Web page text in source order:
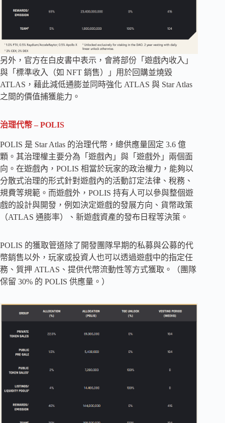
另外，官方在白皮書中表示，會將部份「遊戲內收入」
與「標準收入（如 NFT 銷售）」用於回購並燒毀
ATLAS，藉此減低通膨並同時強化 ATLAS 與 Star Atlas
之間的價值捕獲能力。
治理代幣 – POLIS
POLIS 是 Star Atlas 的治理代幣，總供應量固定 3.6 億
顆。其治理權主要分為「遊戲內」與「遊戲外」兩個面
向。在遊戲內，POLIS 相當於玩家的政治權力，能夠以
分散式治理的形式針對遊戲內的活動訂定法律、稅務、
規費等規範。而遊戲外，POLIS 持有人可以參與整個遊
戲的設計與開發，例如決定遊戲的發展方向、貨幣政策
（ATLAS 通膨率）、新遊戲資產的發布日程等決策。
POLIS 的獲取管道除了開發團隊早期的私募與公募的代
幣銷售以外，玩家或投資人也可以透過遊戲中的指定任
務、質押 ATLAS、提供代幣流動性等方式獲取。（團隊
保留 30% 的 POLIS 供應量。）